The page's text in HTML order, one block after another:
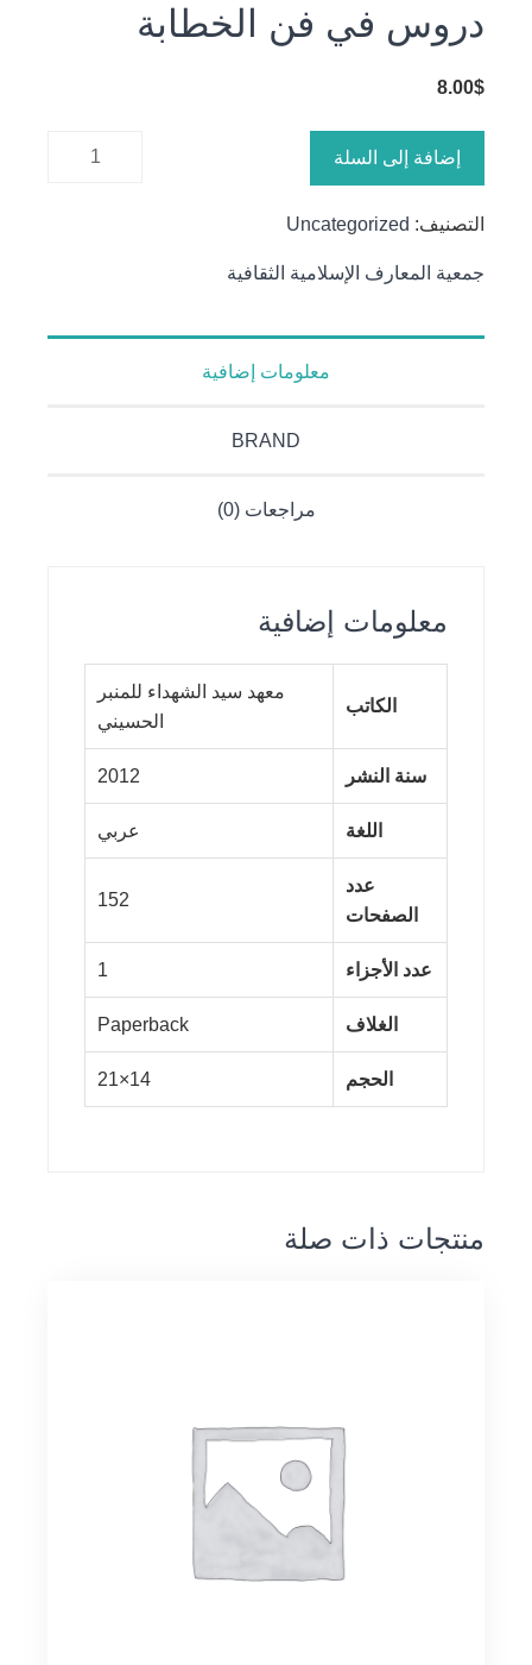
دروس في فن الخطابة
8.00$
إضافة إلى السلة
التصنيف: Uncategorized
جمعية المعارف الإسلامية الثقافية
معلومات إضافية
BRAND
مراجعات (0)
معلومات إضافية
الكاتب
معهد سيد الشهداء للمنبر
الحسيني
سنة النشر 2012
اللغة عربي
عدد
الصفحات
152
عدد الأجزاء 1
الغلاف Paperback
الحجم 14×21
منتجات ذات صلة